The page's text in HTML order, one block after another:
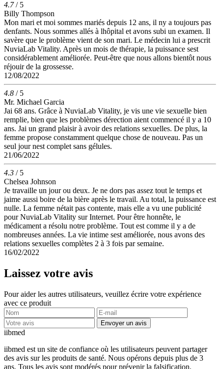
4.7/ 5
Billy Thompson
Mon mari et moi sommes mariés depuis 12 ans, il ny a toujours pas
denfants. Nous sommes allés à lhôpital et avons subi un examen. Il
savère que le problème vient de son mari. Le médecin lui a prescrit
NuviaLab Vitality. Après un mois de thérapie, la puissance sest
considérablement améliorée. Peut-être que nous allons bientôt nous
réjouir de la grossesse.
12/08/2022
4.8 / 5
Mr. Michael Garcia
Jai 68 ans. Grâce à NuviaLab Vitality, je vis une vie sexuelle bien
remplie, bien que les problèmes dérection aient commencé il y a 10
ans. Jai un grand plaisir à avoir des relations sexuelles. De plus, la
femme propose constamment quelque chose de nouveau. Pas un
seul jour nest complet sans gélules.
21/06/2022
4.3 / 5
Chelsea Johnson
Je travaille un jour ou deux. Je ne dors pas assez tout le temps et
jaime aussi boire de la bière après le travail. Au total, la puissance est
nulle. La femme nétait pas contente, mais elle a vu une publicité
pour NuviaLab Vitality sur Internet. Pour être honnête, le
médicament a résolu notre problème. Tout est comme il y a de
nombreuses années. La vie intime sest améliorée, nous avons des
relations sexuelles complètes 2 à 3 fois par semaine.
16/02/2022
Laissez votre avis
Pour aider les autres utilisateurs, veuillez écrire votre expérience
avec ce produit
Envoyer un avis
iibmed
iibmed est un site de confiance où les utilisateurs peuvent partager
des avis sur les produits de santé. Nous opérons depuis plus de 3
ans. Tous les avis sont modérés pour prévenir la falsification.